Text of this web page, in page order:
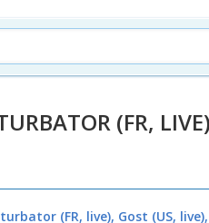
(FR,
(FR, live), Gost (US,